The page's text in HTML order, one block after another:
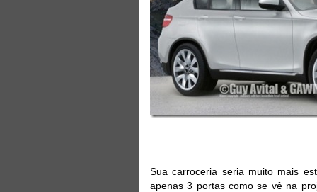
Sua carroceria seria muito mais
apenas 3 portas como se vê na